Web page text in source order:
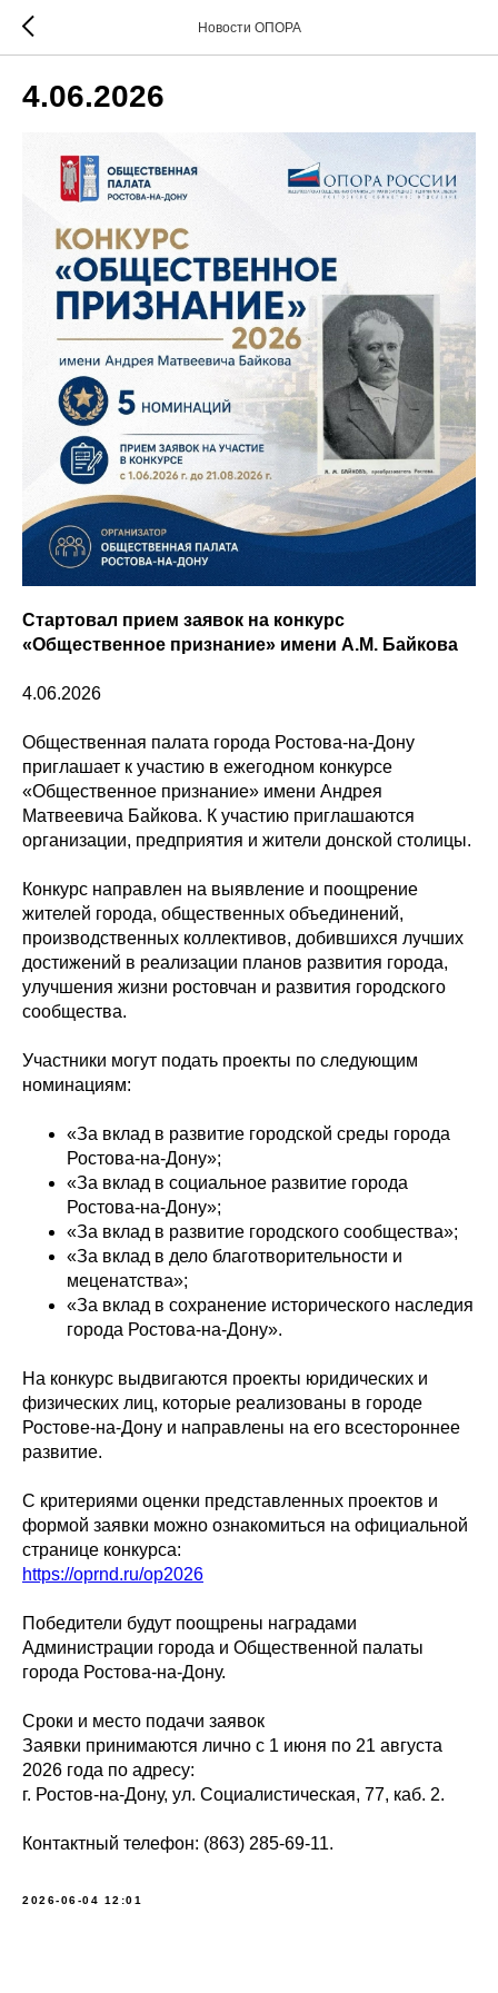
Новости ОПОРА
4.06.2026
Стартовал прием заявок на конкурс
«Общественное признание» имени А.М. Байкова
4.06.2026
Общественная палата города Ростова-на-Дону
приглашает к участию в ежегодном конкурсе
«Общественное признание» имени Андрея
Матвеевича Байкова. К участию приглашаются
организации, предприятия и жители донской столицы.
Конкурс направлен на выявление и поощрение
жителей города, общественных объединений,
производственных коллективов, добившихся лучших
достижений в реализации планов развития города,
улучшения жизни ростовчан и развития городского
сообщества.
Участники могут подать проекты по следующим
номинациям:
«За вклад в развитие городской среды города
Ростова-на-Дону»;
«За вклад в социальное развитие города
Ростова-на-Дону»;
«За вклад в развитие городского сообщества»;
«За вклад в дело благотворительности и
меценатства»;
«За вклад в сохранение исторического наследия
города Ростова-на-Дону».
На конкурс выдвигаются проекты юридических и
физических лиц, которые реализованы в городе
Ростове-на-Дону и направлены на его всестороннее
развитие.
С критериями оценки представленных проектов и
формой заявки можно ознакомиться на официальной
странице конкурса:
https://oprnd.ru/op2026
Победители будут поощрены наградами
Администрации города и Общественной палаты
города Ростова-на-Дону.
Сроки и место подачи заявок
Заявки принимаются лично с 1 июня по 21 августа
2026 года по адресу:
г. Ростов-на-Дону, ул. Социалистическая, 77, каб. 2.
Контактный телефон: (863) 285-69-11.
2026-06-04 12:01